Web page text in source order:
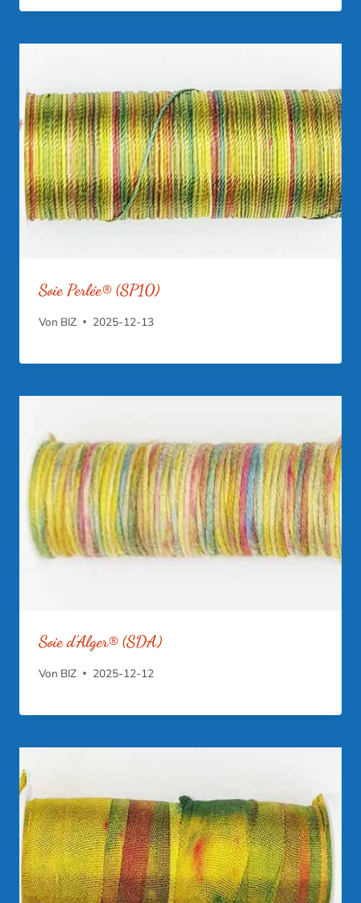
Soie Perlée® (SP10)
Von BIZ 2025-12-13
Soie d’Alger® (SDA)
Von BIZ 2025-12-12